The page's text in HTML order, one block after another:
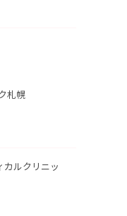
本気で答え
札幌
カルクリニッ